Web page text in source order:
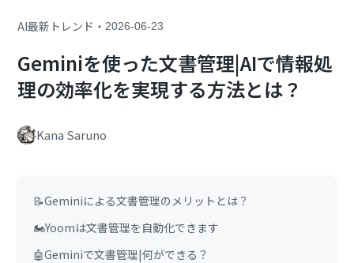
AI最新トレンド ・2026-06-23
Geminiを使った文書管理|AIで情報処
理の効率化を実現する方法とは？
Kana Saruno
📝Geminiによる文書管理のメリットとは？
🏍️Yoomは文書管理を自動化できます
🤖Geminiで文書管理|何ができる？